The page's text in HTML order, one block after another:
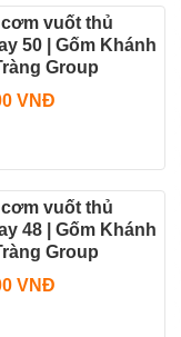
vuốt thủ
50 | Gốm Khánh
Group
VNĐ
vuốt thủ
48 | Gốm Khánh
Group
VNĐ